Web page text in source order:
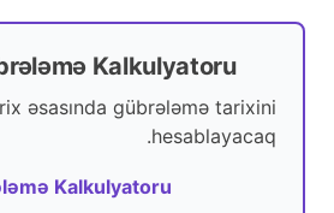
Kalkulyatoru
əsasında gübrələmə tarixini
hesablayacaq.
Kalkulyatoru